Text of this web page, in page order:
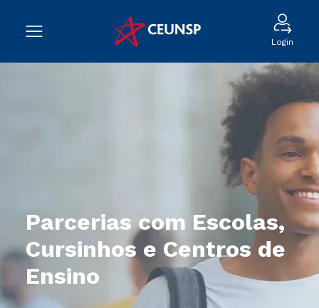
Login
Parcerias com Escolas,
Cursinhos e Centros de
Ensino